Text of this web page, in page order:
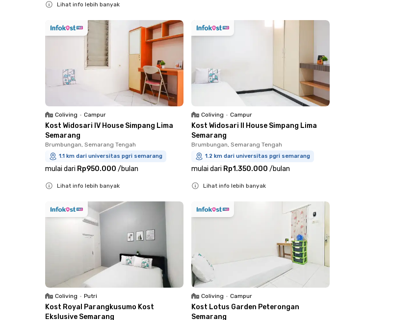
Lihat info lebih banyak
Coliving • Campur
Kost Widosari IV House Simpang Lima
Semarang
Brumbungan, Semarang Tengah
1.1 km dari universitas pgri semarang
mulai dari Rp950.000 /bulan
Lihat info lebih banyak
Coliving • Campur
Kost Widosari II House Simpang Lima
Semarang
Brumbungan, Semarang Tengah
1.2 km dari universitas pgri semarang
mulai dari Rp1.350.000 /bulan
Lihat info lebih banyak
Coliving • Putri
Kost Royal Parangkusumo Kost
Ekslusive Semarang
Coliving • Campur
Kost Lotus Garden Peterongan
Semarang